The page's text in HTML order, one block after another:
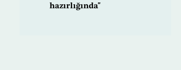
hazırlığında"